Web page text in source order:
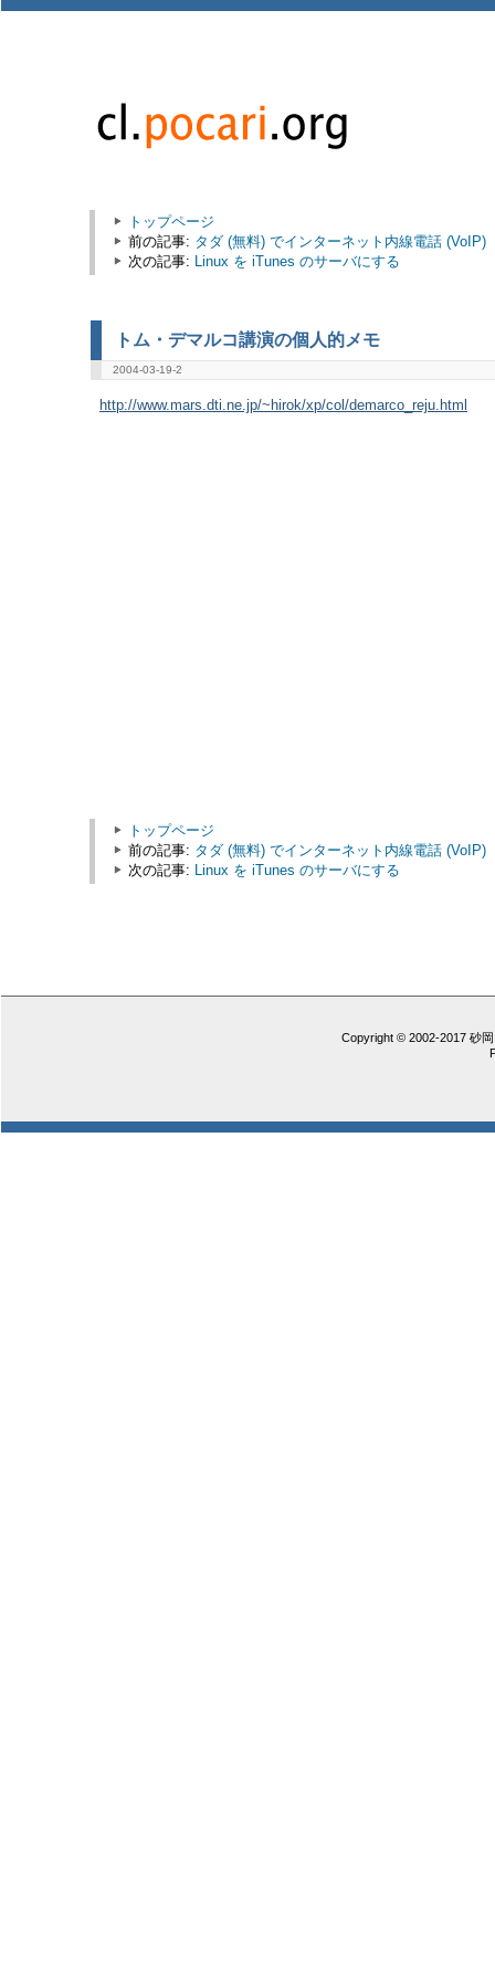
トップページ
前の記事: タダ (無料) でインターネット内線電話 (VoIP)
次の記事: Linux を iTunes のサーバにする
トム・デマルコ講演の個人的メモ
2004-03-19-2
http://www.mars.dti.ne.jp/~hirok/xp/col/demarco_reju.html
トップページ
前の記事: タダ (無料) でインターネット内線電話 (VoIP)
次の記事:
Linux を iTunes のサーバにする
Copyright © 2002-2017 砂